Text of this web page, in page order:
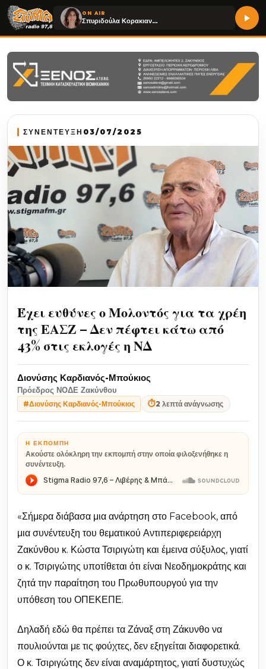
ON AIR
Σπυριδούλα Κορακιανίτη
ΣΥΝΕΝΤΕΥΞΗ 03/07/2025
Έχει ευθύνες ο Μολοντός για τα χρέη
της ΕΑΣΖ – Δεν πέφτει κάτω από
43% στις εκλογές η ΝΔ
Διονύσης Καρδιανός-Μπούκιος
Πρόεδρος ΝΟΔΕ Ζακύνθου
#Διονύσης Καρδιανός-Μπούκιος ⏱2 λεπτά ανάγνωσης
Η ΕΚΠΟΜΠΉ
Ακούστε ολόκληρη την εκπομπή στην οποία φιλοξενήθηκε η
συνέντευξη.
«Σήμερα διάβασα μια ανάρτηση στο Facebook, από
μια συνέντευξη του θεματικού Αντιπεριφερειάρχη
Ζακύνθου κ. Κώστα Τσιριγώτη και έμεινα σύξυλος, γιατί
ο κ. Τσιριγώτης υποτίθεται ότι είναι Νεοδημοκράτης και
ζητά την παραίτηση του Πρωθυπουργού για την
υπόθεση του ΟΠΕΚΕΠΕ.
Δηλαδή εδώ θα πρέπει τα Ζάναξ στη Ζάκυνθο να
πουλιούνται με τις φούχτες, δεν εξηγείται διαφορετικά.
Ο κ. Τσιριγώτης δεν είναι αναμάρτητος, γιατί δυστυχώς